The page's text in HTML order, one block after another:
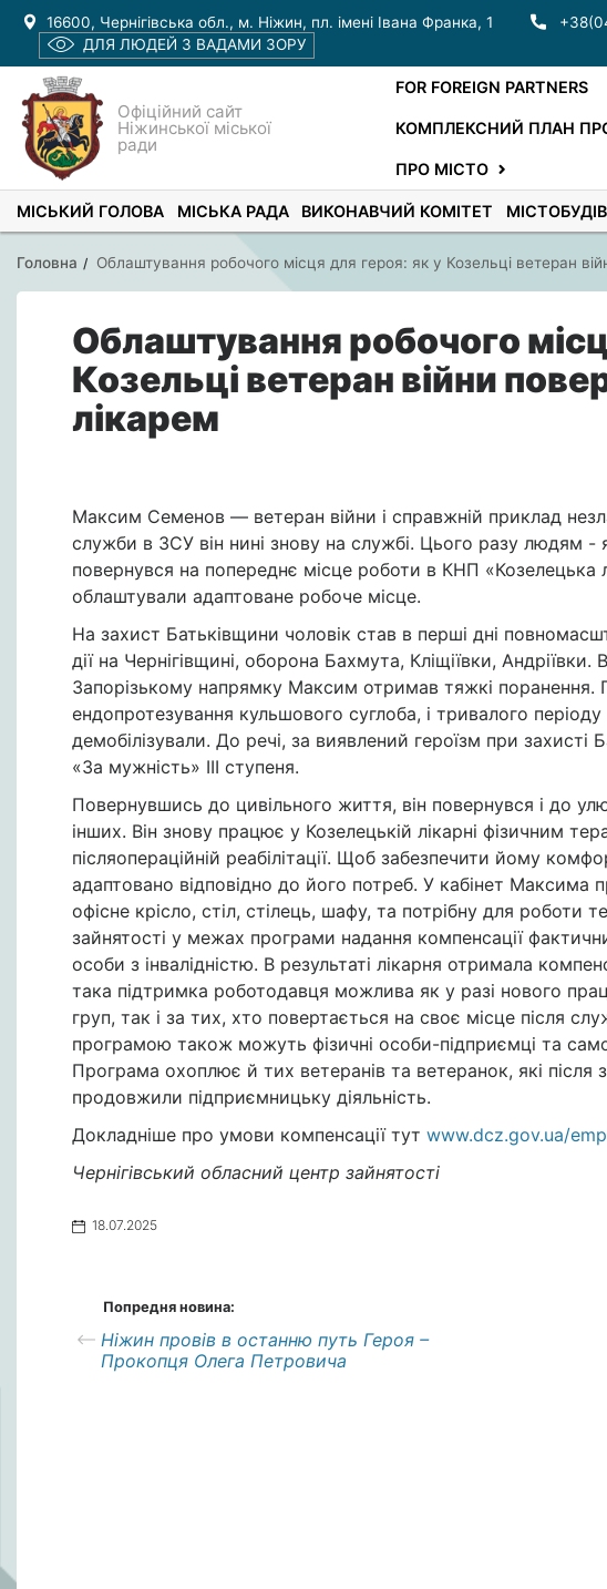
16600, Чернігівська обл., м. Ніжин, пл. імені Івана Франка, 1
ДЛЯ ЛЮДЕЙ З ВАДАМИ ЗОРУ
Офіційний сайт
Ніжинської міської
ради
FOR FOREIGN PARTNERS
КОМПЛЕКСНИЙ ПЛАН
ПРО МІСТО
МІСЬКИЙ ГОЛОВА МІСЬКА РАДА ВИКОНАВЧИЙ КОМІТЕТ
Головна Облаштування робочого місця для героя: як у Козельці ветеран
Облаштування робочого
Козельці ветеран війни
лікарем
Максим Семенов — ветеран війни і справжній приклад
служби в ЗСУ він нині знову на службі. Цього разу людям -
повернувся на попереднє місце роботи в КНП «Козелецька
облаштували адаптоване робоче місце.
На захист Батьківщини чоловік став в перші дні
дії на Чернігівщині, оборона Бахмута, Кліщіївки,
Запорізькому напрямку Максим отримав тяжкі поранення.
ендопротезування кульшового суглоба, і тривалого періоду
демобілізували. До речі, за виявлений героїзм при
«За мужність» ІІІ ступеня.
Повернувшись до цивільного життя, він повернувся і до
інших. Він знову працює у Козелецькій лікарні фізичним
післяопераційній реабілітації. Щоб забезпечити йому
адаптовано відповідно до його потреб. У кабінет Максима
офісне крісло, стіл, стілець, шафу, та потрібну для роботи
зайнятості у межах програми надання компенсації
особи з інвалідністю. В результаті лікарня отримала
така підтримка роботодавця можлива як у разі нового
груп, так і за тих, хто повертається на своє місце після
програмою також можуть фізичні особи-підприємці та
Програма охоплює й тих ветеранів та ветеранoк, які після
продовжили підприємницьку діяльність.
Докладніше про умови компенсації тут www.dcz.gov.ua/
Чернігівський обласний центр зайнятості
18.07.2025
Попредня новина:
Ніжин провів в останню путь Героя –
Прокопця Олега Петровича